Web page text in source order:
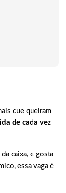
que queiram
de cada vez
caixa, e gosta
essa vaga é